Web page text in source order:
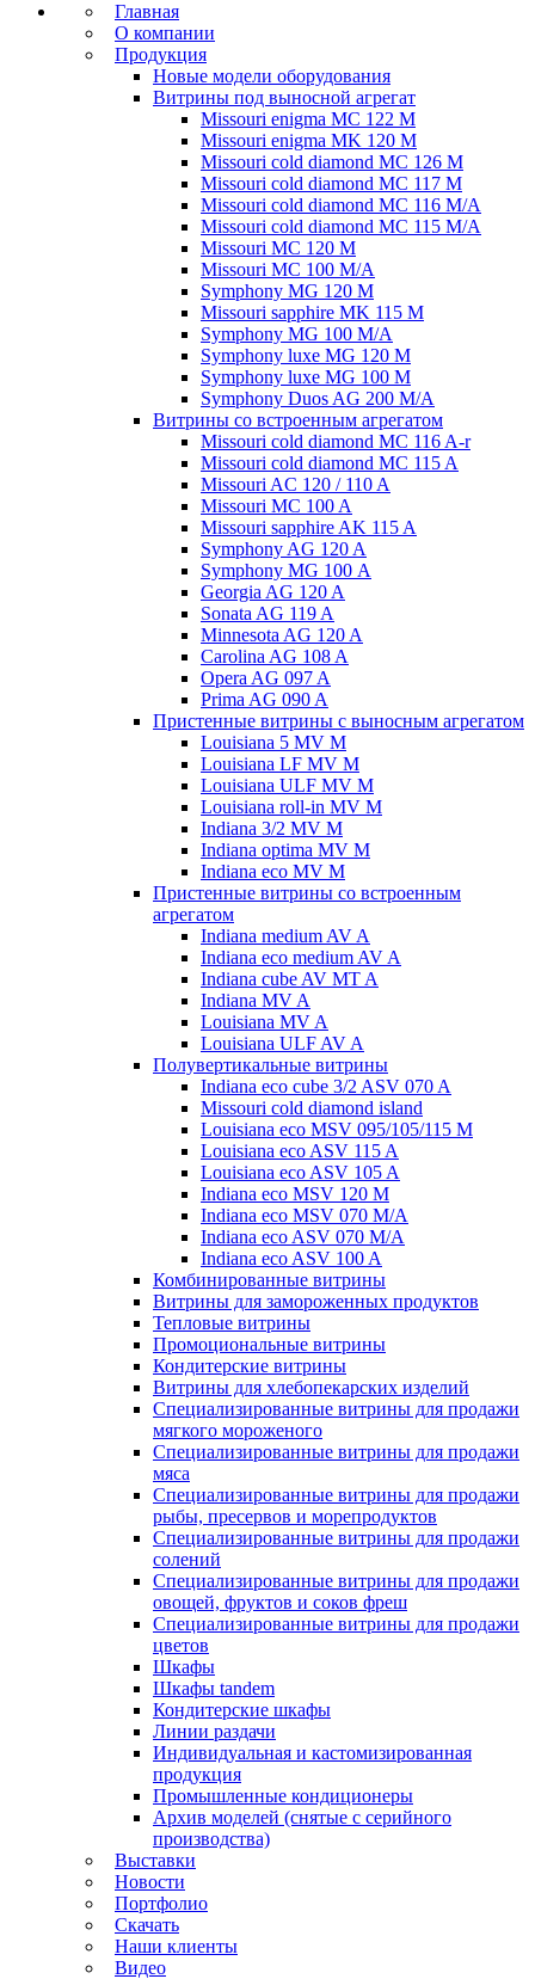
Главная
О компании
Продукция
Новые модели оборудования
Витрины под выносной агрегат
Missouri enigma MC 122 M
Missouri enigma MK 120 M
Missouri cold diamond MC 126 M
Missouri cold diamond MC 117 M
Missouri cold diamond MC 116 M/A
Missouri cold diamond MC 115 M/A
Missouri MC 120 M
Missouri MC 100 M/A
Symphony MG 120 M
Missouri sapphire MK 115 M
Symphony MG 100 M/А
Symphony luxe MG 120 M
Symphony luxe MG 100 M
Symphony Duos AG 200 M/A
Витрины со встроенным агрегатом
Missouri cold diamond MC 116 A-r
Missouri cold diamond MC 115 A
Missouri AC 120 / 110 A
Missouri MC 100 A
Missouri sapphire AK 115 A
Symphony AG 120 A
Symphony MG 100 А
Georgia AG 120 A
Sonata AG 119 A
Minnesota AG 120 A
Carolina AG 108 A
Opera AG 097 A
Prima AG 090 A
Пристенные витрины с выносным агрегатом
Louisiana 5 MV M
Louisiana LF MV M
Louisiana ULF MV M
Louisiana roll-in MV M
Indiana 3/2 MV M
Indiana optima MV M
Indiana eco MV M
Пристенные витрины со встроенным
агрегатом
Indiana medium AV A
Indiana eco medium AV A
Indiana cube AV MT A
Indiana MV A
Louisiana MV A
Louisiana ULF AV A
Полувертикальные витрины
Indiana eco cube 3/2 ASV 070 A
Missouri cold diamond island
Louisiana eco MSV 095/105/115 M
Louisiana eco ASV 115 A
Louisiana eco ASV 105 A
Indiana eco MSV 120 M
Indiana eco MSV 070 M/A
Indiana eco ASV 070 M/A
Indiana eco ASV 100 A
Комбинированные витрины
Витрины для замороженных продуктов
Тепловые витрины
Промоциональные витрины
Кондитерские витрины
Витрины для хлебопекарских изделий
Специализированные витрины для продажи
мягкого мороженого
Специализированные витрины для продажи
мяса
Специализированные витрины для продажи
рыбы, пресервов и морепродуктов
Специализированные витрины для продажи
солений
Специализированные витрины для продажи
овощей, фруктов и соков фреш
Специализированные витрины для продажи
цветов
Шкафы
Шкафы tandem
Кондитерские шкафы
Линии раздачи
Индивидуальная и кастомизированная
продукция
Промышленные кондиционеры
Архив моделей (снятые с серийного
производства)
Выставки
Новости
Портфолио
Скачать
Наши клиенты
Видео